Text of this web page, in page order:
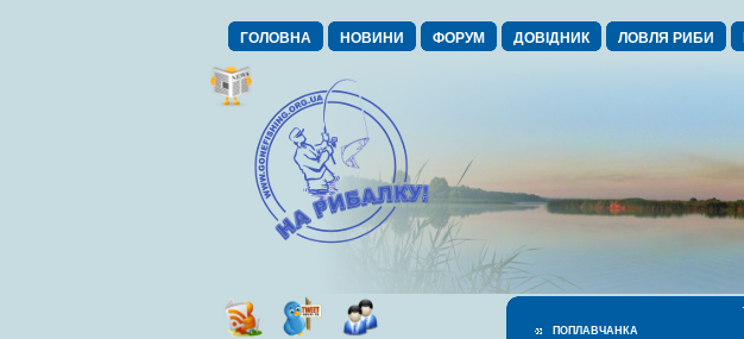
ГОЛОВНА НОВИНИ ФОРУМ ДОВІДНИК ЛОВЛЯ РИБИ
ПОПЛАВЧАНКА